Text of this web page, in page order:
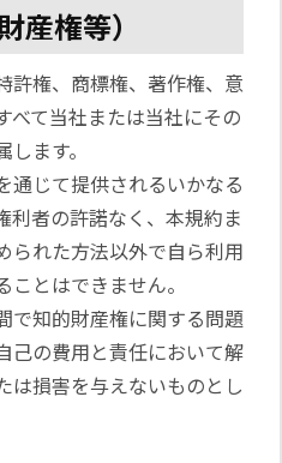
産権等）
許権、商標権、著作権、意
べて当社または当社にその
ます。
通じて提供されるいかなる
利者の許諾なく、本規約ま
られた方法以外で自ら利用
とはできません。
で知的財産権に関する問題
己の費用と責任において解
は損害を与えないものとし